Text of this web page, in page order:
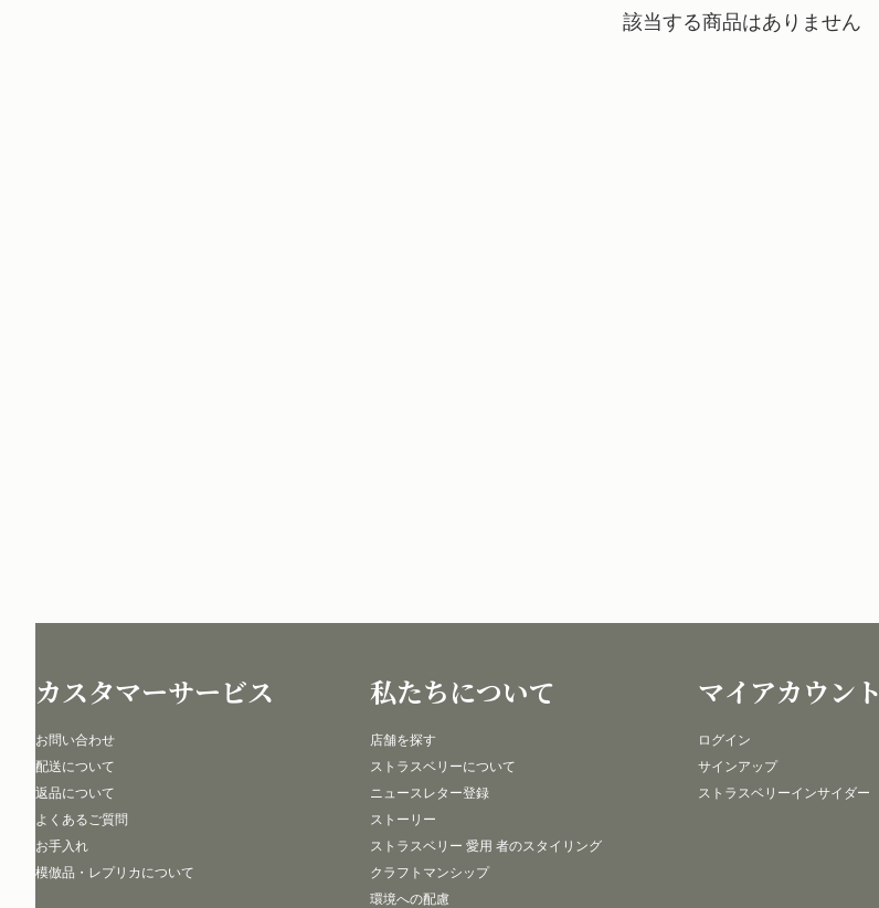
該当する商品はありません
カスタマーサービス
お問い合わせ
配送について
返品について
よくあるご質問
お手入れ
模倣品・レプリカについて
私たちについて
店舗を探す
ストラスベリーについて
ニュースレター登録
ストーリー
ストラスベリー 愛用 者のスタイリング
クラフトマンシップ
環境への配慮
マイアカウント
ログイン
サインアップ
ストラスベリーインサイダー